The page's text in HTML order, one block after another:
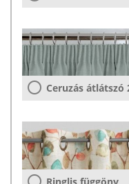
Ceruzás átlátszó